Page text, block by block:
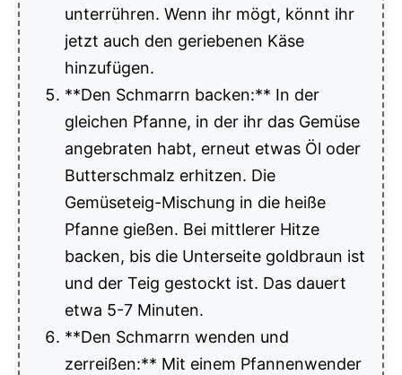
unterrühren. Wenn ihr mögt, könnt ihr
jetzt auch den geriebenen Käse
hinzufügen.
**Den Schmarrn backen:** In der
gleichen Pfanne, in der ihr das Gemüse
angebraten habt, erneut etwas Öl oder
Butterschmalz erhitzen. Die
Gemüseteig-Mischung in die heiße
Pfanne gießen. Bei mittlerer Hitze
backen, bis die Unterseite goldbraun ist
und der Teig gestockt ist. Das dauert
etwa 5-7 Minuten.
**Den Schmarrn wenden und
zerreißen:** Mit einem Pfannenwender